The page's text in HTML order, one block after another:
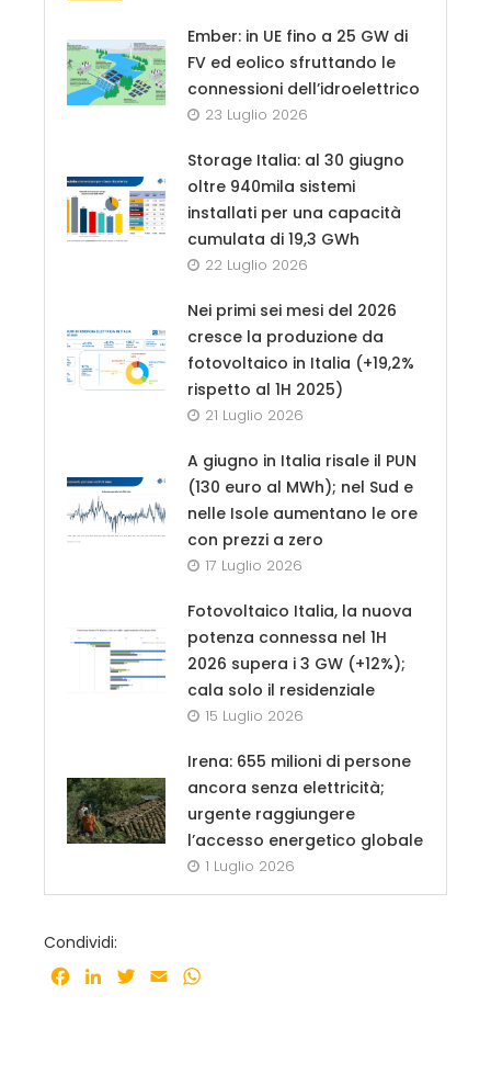
Ember: in UE fino a 25 GW di
FV ed eolico sfruttando le
connessioni dell’idroelettrico
23 Luglio 2026
Storage Italia: al 30 giugno
oltre 940mila sistemi
installati per una capacità
cumulata di 19,3 GWh
22 Luglio 2026
Nei primi sei mesi del 2026
cresce la produzione da
fotovoltaico in Italia (+19,2%
rispetto al 1H 2025)
21 Luglio 2026
A giugno in Italia risale il PUN
(130 euro al MWh); nel Sud e
nelle Isole aumentano le ore
con prezzi a zero
17 Luglio 2026
Fotovoltaico Italia, la nuova
potenza connessa nel 1H
2026 supera i 3 GW (+12%);
cala solo il residenziale
15 Luglio 2026
Irena: 655 milioni di persone
ancora senza elettricità;
urgente raggiungere
l’accesso energetico globale
1 Luglio 2026
Condividi:
Facebook
LinkedInTwitter
Email